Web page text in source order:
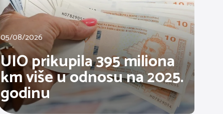
05/08/2026
UIO prikupila 395 miliona
km više u odnosu na 2025.
godinu